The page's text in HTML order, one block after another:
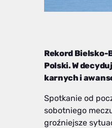
Rekord Bielsko-
Polski. W
karnych i
Spotkanie od
sobotniego
groźniejsze